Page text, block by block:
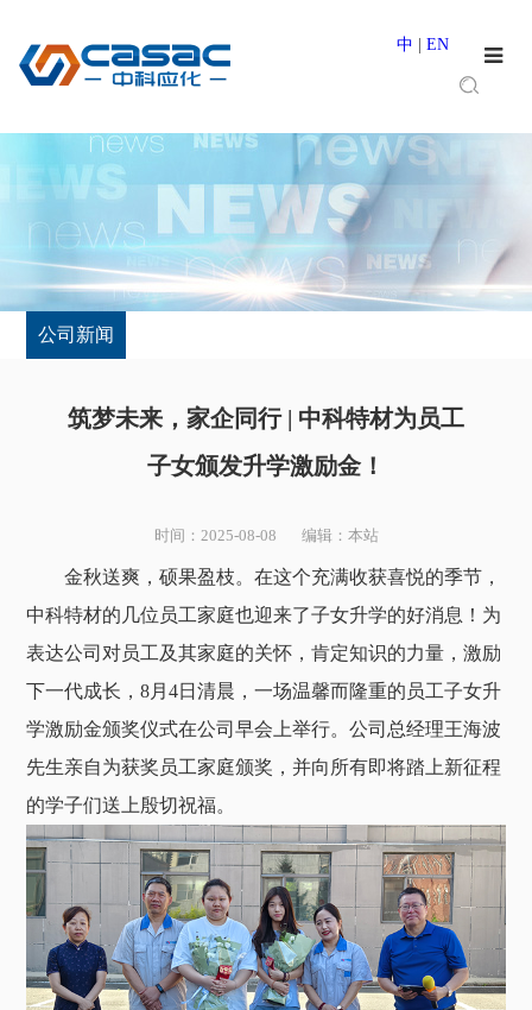
中 EN
公司新闻
筑梦未来，家企同行 | 中科特材为员工
子女颁发升学激励金！
时间：2025-08-08 编辑：本站
金秋送爽，硕果盈枝。在这个充满收获喜悦的季节，
中科特材的几位员工家庭也迎来了子女升学的好消息！为
表达公司对员工及其家庭的关怀，肯定知识的力量，激励
下一代成长，8月4日清晨，一场温馨而隆重的员工子女升
学激励金颁奖仪式在公司早会上举行。公司总经理王海波
先生亲自为获奖员工家庭颁奖，并向所有即将踏上新征程
的学子们送上殷切祝福。